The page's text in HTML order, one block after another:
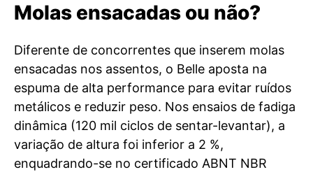
Molas ensacadas ou não?
Diferente de concorrentes que inserem molas
ensacadas nos assentos, o Belle aposta na
espuma de alta performance para evitar ruídos
metálicos e reduzir peso. Nos ensaios de fadiga
dinâmica (120 mil ciclos de sentar-levantar), a
variação de altura foi inferior a 2 %,
enquadrando-se no certificado ABNT NBR